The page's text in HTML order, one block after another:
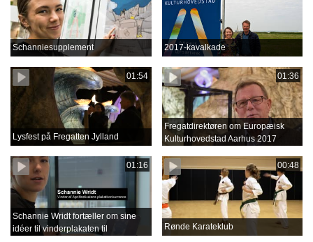
Schanniesupplement 2017-kavalkade
01:54
Lysfest på Fregatten Jylland
01:36
Fregatdirektøren om Europæisk
Kulturhovedstad Aarhus 2017
01:16
Schannie Wridt fortæller om sine
idéer til vinderplakaten til
00:48
Rønde Karateklub